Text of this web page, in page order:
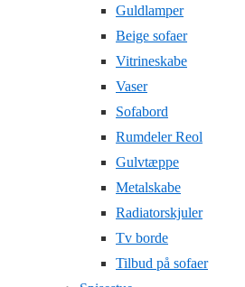
Guldlamper
Beige sofaer
Vitrineskabe
Vaser
Sofabord
Rumdeler Reol
Gulvtæppe
Metalskabe
Radiatorskjuler
Tv borde
Tilbud på sofaer